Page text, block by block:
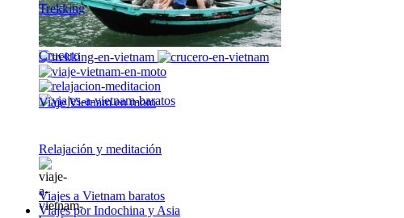
Trekking
Crucero
Viaje Vietnam en moto
Relajación y meditación
Viajes a Vietnam baratos
Viajes por Indochina y Asia